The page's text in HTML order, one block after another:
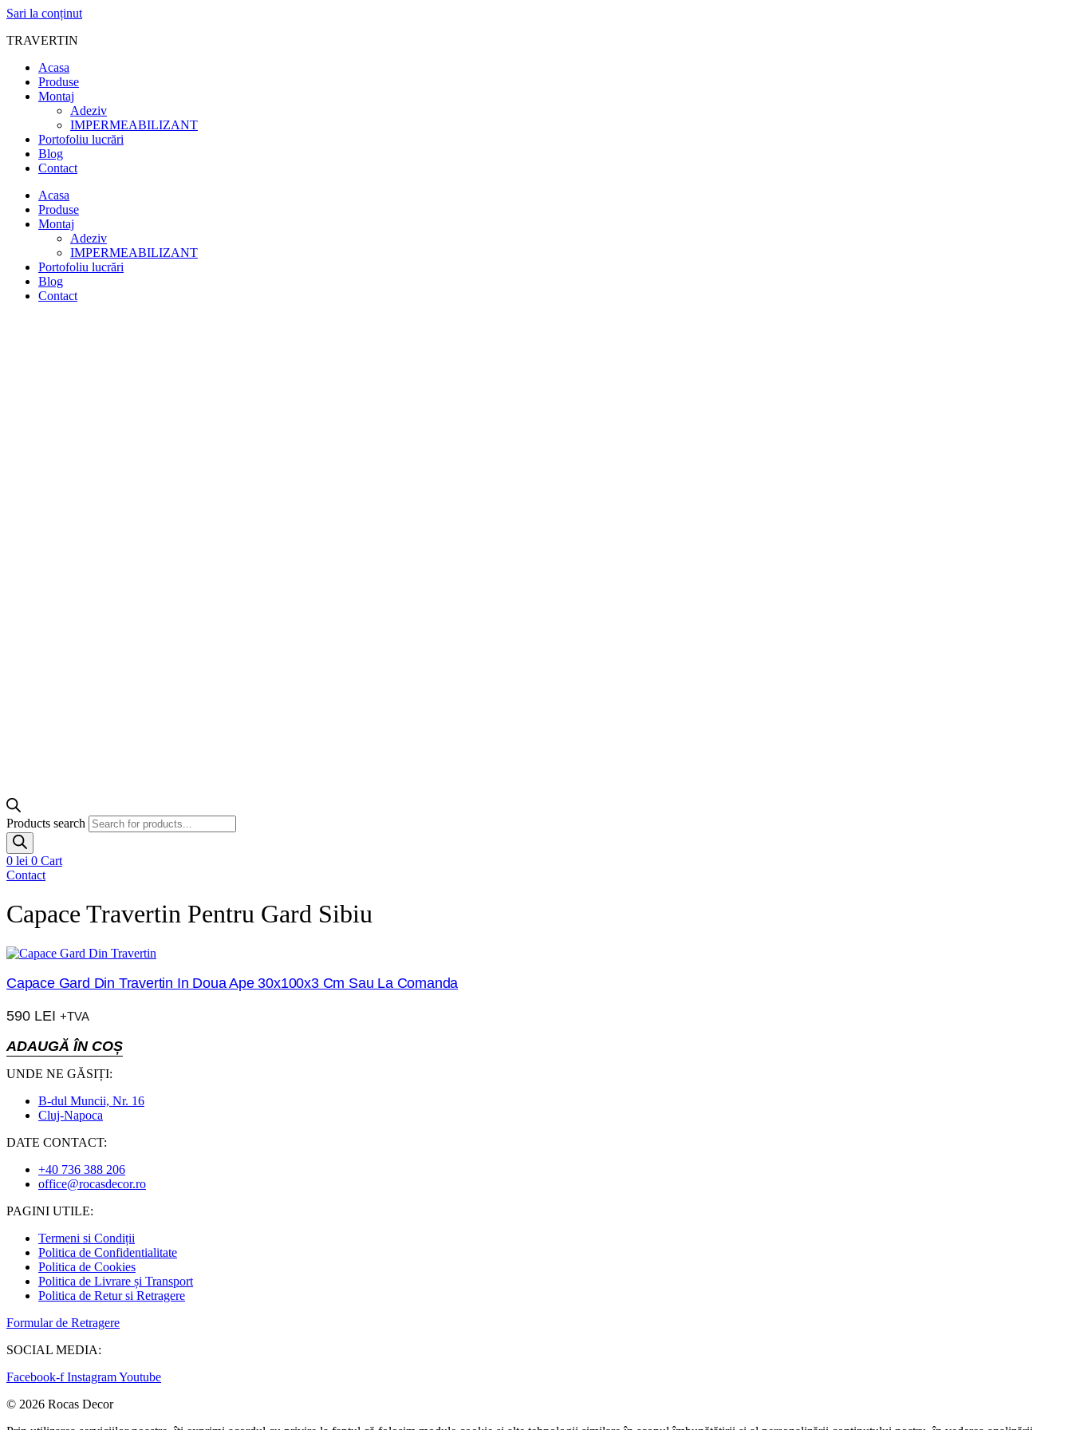
Sari la conținut
TRAVERTIN
Acasa
Produse
Montaj
Adeziv
IMPERMEABILIZANT
Portofoliu lucrări
Blog
Contact
Acasa
Produse
Montaj
Adeziv
IMPERMEABILIZANT
Portofoliu lucrări
Blog
Contact
Products search
0 lei 0 Cart
Contact
Capace Travertin Pentru Gard Sibiu
Capace Gard Din Travertin In Doua Ape 30x100x3 Cm Sau La Comanda
590 LEI +TVA
ADAUGĂ ÎN COȘ
UNDE NE GĂSIȚI:
B-dul Muncii, Nr. 16
Cluj-Napoca
DATE CONTACT:
+40 736 388 206
office@rocasdecor.ro
PAGINI UTILE:
Termeni si Condiții
Politica de Confidentialitate
Politica de Cookies
Politica de Livrare și Transport
Politica de Retur si Retragere
Formular de Retragere
SOCIAL MEDIA:
Facebook-f InstagramYoutube
© 2026 Rocas Decor